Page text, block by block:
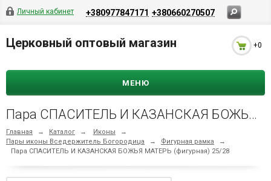
Личный кабинет +380977847171 +380660270507
Церковный оптовый магазин +0
МЕНЮ
Пара СПАСИТЕЛЬ И КАЗАНСКАЯ БОЖЬЯ МАТЕРЬ (фигурная) 25/28
Главная → Каталог → Иконы
→
Пары иконы Вседержитель Богородица
→ Фигурная рамка
→
Пара СПАСИТЕЛЬ И КАЗАНСКАЯ БОЖЬЯ МАТЕРЬ (фигурная) 25/28